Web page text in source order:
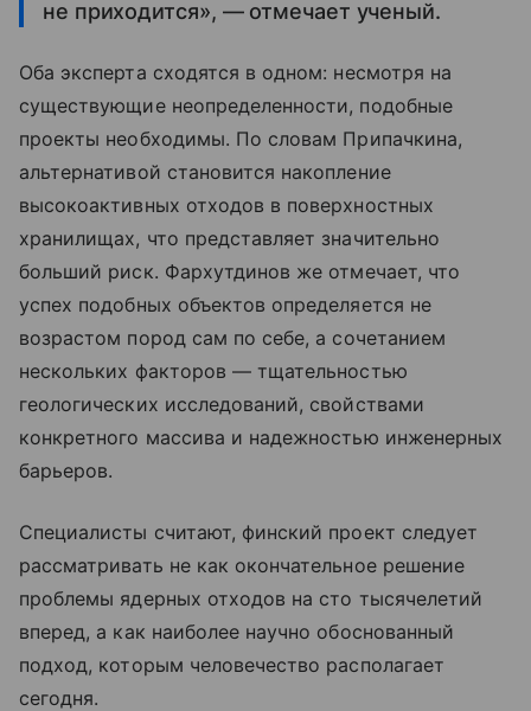
не приходится», — отмечает ученый.
Оба эксперта сходятся в одном: несмотря на
существующие неопределенности, подобные
проекты необходимы. По словам Припачкина,
альтернативой становится накопление
высокоактивных отходов в поверхностных
хранилищах, что представляет значительно
больший риск. Фархутдинов же отмечает, что
успех подобных объектов определяется не
возрастом пород сам по себе, а сочетанием
нескольких факторов — тщательностью
геологических исследований, свойствами
конкретного массива и надежностью инженерных
барьеров.
Специалисты считают, финский проект следует
рассматривать не как окончательное решение
проблемы ядерных отходов на сто тысячелетий
вперед, а как наиболее научно обоснованный
подход, которым человечество располагает
сегодня.